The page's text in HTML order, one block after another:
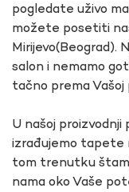
pogledate uživo
možete posetiti
Mirijevo(Beograd).
salon i nemamo
tačno prema Vašoj
U našoj proizvodnji
izrađujemo tapete
tom trenutku
nama oko Vaše